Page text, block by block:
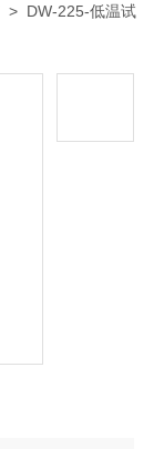
> DW-225-低温试